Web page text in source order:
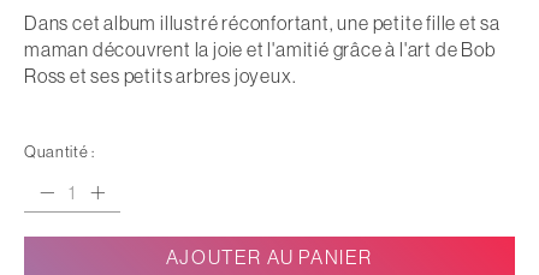
Dans cet album illustré réconfortant, une petite fille et sa
maman découvrent la joie et l'amitié grâce à l'art de Bob
Ross et ses petits arbres joyeux.
Quantité :
AJOUTER AU PANIER